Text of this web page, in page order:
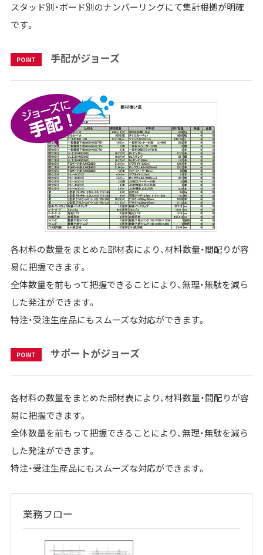
スタッド別・ボード別のナンバーリングにて集計根拠が明確
です。
POINT 手配がジョーズ
各材料の数量をまとめた部材表により、材料数量・間配りが容
易に把握できます。
全体数量を前もって把握できることにより、無理・無駄を減ら
した発注ができます。
特注・受注生産品にもスムーズな対応ができます。
POINT サポートがジョーズ
各材料の数量をまとめた部材表により、材料数量・間配りが容
易に把握できます。
全体数量を前もって把握できることにより、無理・無駄を減ら
した発注ができます。
特注・受注生産品にもスムーズな対応ができます。
業務フロー